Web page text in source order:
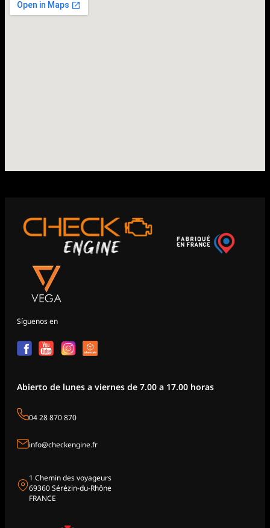
Síguenos en
Abierto de lunes a viernes de 7.00 a 17.00 horas
04 28 870 870
info@checkengine.fr
1 Chemin des voyageurs
69360 Sérézin-du-Rhône
FRANCE